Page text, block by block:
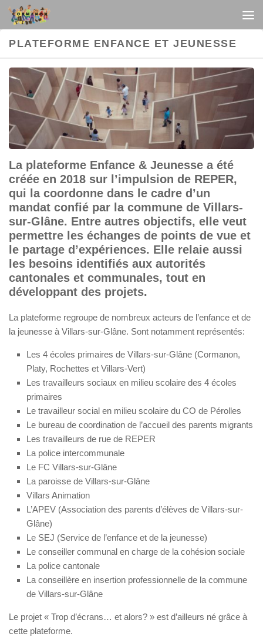
Au dessous du contenu
PLATEFORME ENFANCE ET JEUNESSE
La plateforme Enfance & Jeunesse a été
créée en 2018 sur l’impulsion de REPER,
qui la coordonne dans le cadre d’un
mandat confié par la commune de Villars-
sur-Glâne. Entre autres objectifs, elle veut
permettre les échanges de points de vue et
le partage d’expériences. Elle relaie aussi
les besoins identifiés aux autorités
cantonales et communales, tout en
développant des projets.
La plateforme regroupe de nombreux acteurs de l’enfance et de
la jeunesse à Villars-sur-Glâne. Sont notamment représentés:
Les 4 écoles primaires de Villars-sur-Glâne (Cormanon,
Platy, Rochettes et Villars-Vert)
Les travailleurs sociaux en milieu scolaire des 4 écoles
primaires
Le travailleur social en milieu scolaire du CO de Pérolles
Le bureau de coordination de l’accueil des parents migrants
Les travailleurs de rue de REPER
La police intercommunale
Le FC Villars-sur-Glâne
La paroisse de Villars-sur-Glâne
Villars Animation
L’APEV (Association des parents d’élèves de Villars-sur-
Glâne)
Le SEJ (Service de l’enfance et de la jeunesse)
Le conseiller communal en charge de la cohésion sociale
La police cantonale
La conseillère en insertion professionnelle de la commune
de Villars-sur-Glâne
Le projet « Trop d’écrans… et alors? » est d’ailleurs né grâce à
cette plateforme.